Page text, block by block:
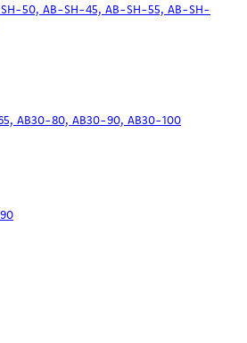
50, AB-SH-45, AB-SH-55, AB-SH-
AB30-80, AB30-90, AB30-100